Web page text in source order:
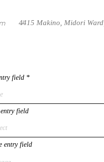
/
4415 Makino, Midori
field
field
entry field